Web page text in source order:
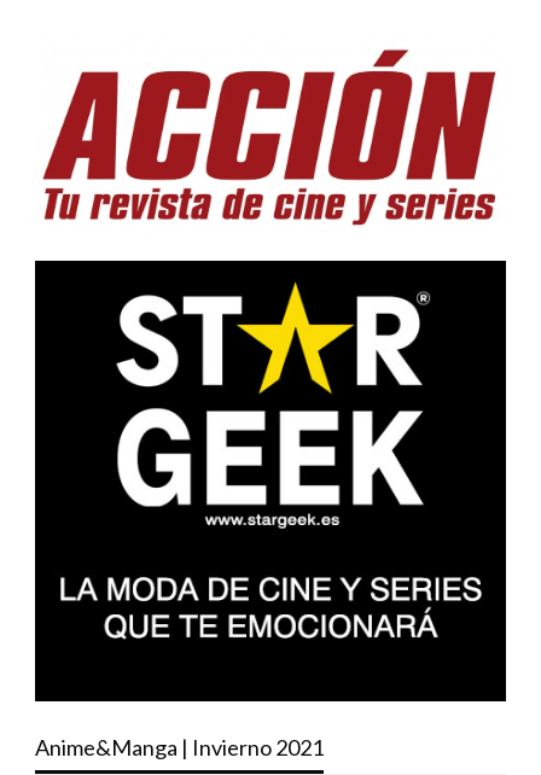
Anime&Manga | Invierno 2021